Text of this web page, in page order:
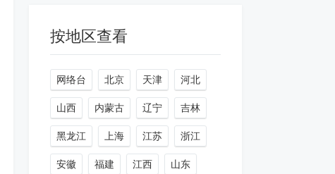
按地区查看
网络台 北京 天津 河北
山西 内蒙古 辽宁 吉林
黑龙江 上海 江苏 浙江
安徽 福建 江西 山东